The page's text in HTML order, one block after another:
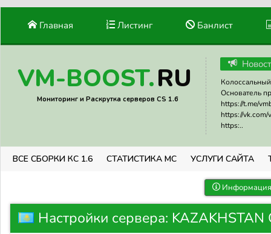
Главная Листинг Банлист
VM-BOOST.RU
Мониторинг и Раскрутка серверов CS 1.6
Основатель
https://t.me/
https://vk.com/
https:..
ВСЕ СБОРКИ КС 1.6 СТАТИСТИКА МС УСЛУГИ САЙТА
Настройки сервера: KAZAKHSTAN